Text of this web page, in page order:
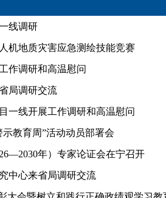
线调研
机地质灾害应急测绘技能竞赛
作调研和高温慰问
局调研交流
一线开展工作调研和高温慰问
教育周”活动动员部署会
年）专家论证会在宁召开
中心来省局调研交流